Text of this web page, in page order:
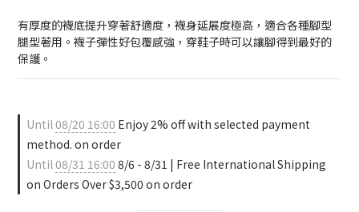
有厚度的襪底提升穿著舒適度，襪身延展度極高，適合各種腳型
腿型著用。襪子彈性好包覆感強，穿鞋子時可以讓腳得到最好的
保護。
Until08/20 16:00 Enjoy 2% off with selected payment
method. on order
Until08/31 16:00 8/6 - 8/31 | Free International Shipping
on Orders Over $3,500 on order